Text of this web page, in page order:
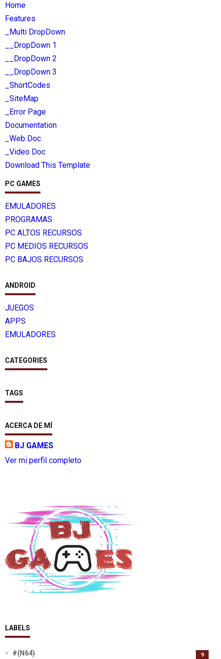
Home
Features
_Multi DropDown
__DropDown 1
__DropDown 2
__DropDown 3
_ShortCodes
_SiteMap
_Error Page
Documentation
_Web Doc
_Video Doc
Download This Template
PC GAMES
EMULADORES
PROGRAMAS
PC ALTOS RECURSOS
PC MEDIOS RECURSOS
PC BAJOS RECURSOS
ANDROID
JUEGOS
APPS
EMULADORES
CATEGORIES
TAGS
ACERCA DE MÍ
BJ GAMES
Ver mi perfil completo
LABELS
#(N64) 9